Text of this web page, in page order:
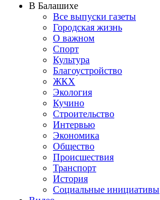
В Балашихе
Все выпуски газеты
Городская жизнь
О важном
Спорт
Культура
Благоустройство
ЖКХ
Экология
Кучино
Строительство
Интервью
Экономика
Общество
Происшествия
Транспорт
История
Социальные инициативы